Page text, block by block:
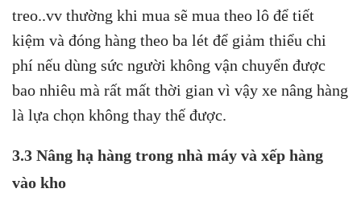
treo..vv thường khi mua sẽ mua theo lô để tiết
kiệm và đóng hàng theo ba lét để giảm thiểu chi
phí nếu dùng sức người không vận chuyển được
bao nhiêu mà rất mất thời gian vì vậy xe nâng hàng
là lựa chọn không thay thế được.
3.3 Nâng hạ hàng trong nhà máy và xếp hàng
vào kho